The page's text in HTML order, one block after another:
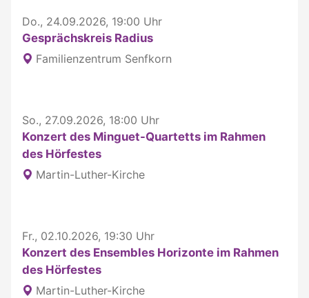
Do., 24.09.2026, 19:00 Uhr
Gesprächskreis Radius
Familienzentrum Senfkorn
So., 27.09.2026, 18:00 Uhr
Konzert des Minguet-Quartetts im Rahmen
des Hörfestes
Martin-Luther-Kirche
Fr., 02.10.2026, 19:30 Uhr
Konzert des Ensembles Horizonte im Rahmen
des Hörfestes
Martin-Luther-Kirche